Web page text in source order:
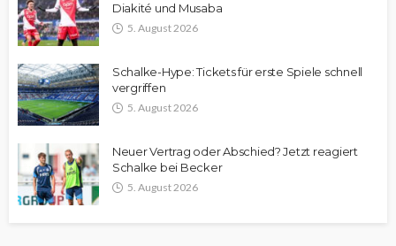
Diakité und Musaba
5. August 2026
Schalke-Hype: Tickets für erste Spiele schnell
vergriffen
5. August 2026
Neuer Vertrag oder Abschied? Jetzt reagiert
Schalke bei Becker
5. August 2026